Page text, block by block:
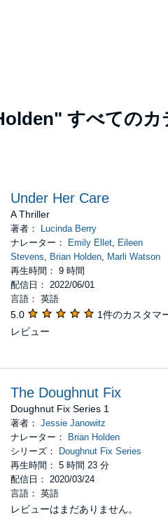
すべてのカ
Under Her Care
A Thriller
著者：
Lucinda Berry
ナレーター：
Emily Ellet, Eileen
Stevens, Brian Holden, Marli Watson
再生時間： 9 時間
配信日： 2022/06/01
言語： 英語
5.0
1件のカスタマ
レビュー
The Doughnut Fix
Doughnut Fix Series 1
著者：Jessie Janowitz
ナレーター：
Brian Holden
シリーズ：
Doughnut Fix Series
再生時間： 5 時間 23 分
配信日： 2020/03/24
言語： 英語
レビューはまだありません。